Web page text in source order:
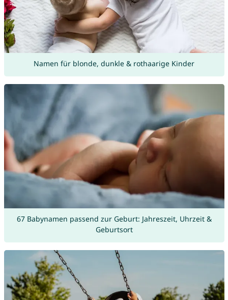
Namen für blonde, dunkle & rothaarige Kinder
67 Babynamen passend zur Geburt: Jahreszeit, Uhrzeit &
Geburtsort